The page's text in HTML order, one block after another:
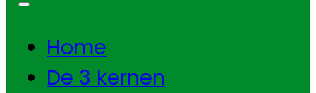
Home
De 3 kernen